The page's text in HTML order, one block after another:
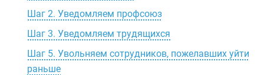
Шаг 2. Уведомляем профсоюз
Шаг 3. Уведомляем трудящихся
Шаг 5. Увольняем сотрудников, пожелавших уйти
раньше